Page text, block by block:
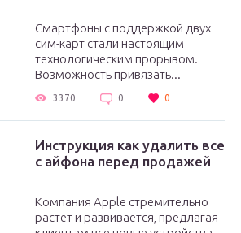
Смартфоны с поддержкой двух
сим-карт стали настоящим
технологическим прорывом.
Возможность привязать...
3370 0 0
Инструкция как удалить все
с айфона перед продажей
Компания Apple стремительно
растет и развивается, предлагая